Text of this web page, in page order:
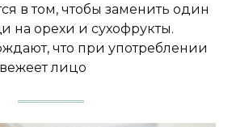
в том, чтобы заменить один
на орехи и сухофрукты.
что при употреблении
лицо